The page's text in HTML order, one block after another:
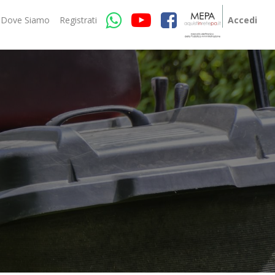
Dove Siamo Registrati Accedi